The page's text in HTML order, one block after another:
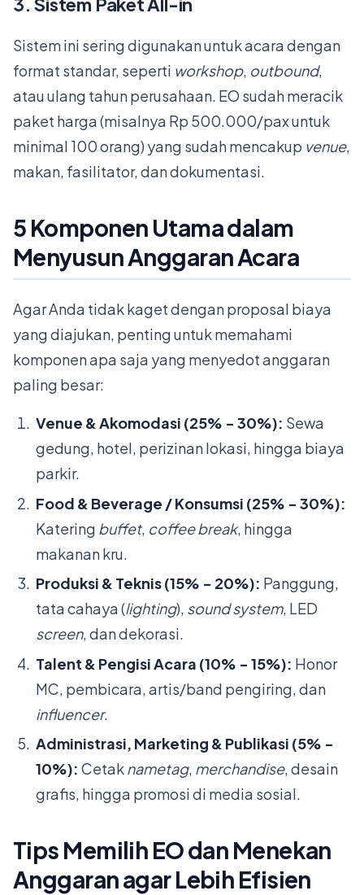
Sistem ini sering digunakan untuk acara dengan
format standar, seperti workshop, outbound,
atau ulang tahun perusahaan. EO sudah meracik
paket harga (misalnya Rp 500.000/pax untuk
minimal 100 orang) yang sudah mencakup venue,
makan, fasilitator, dan dokumentasi.
5 Komponen Utama dalam
Menyusun Anggaran Acara
Agar Anda tidak kaget dengan proposal biaya
yang diajukan, penting untuk memahami
komponen apa saja yang menyedot anggaran
paling besar:
Venue & Akomodasi (25% - 30%): Sewa
gedung, hotel, perizinan lokasi, hingga biaya
parkir.
Food & Beverage / Konsumsi (25% - 30%):
Katering buffet, coffee break, hingga
makanan kru.
Produksi & Teknis (15% - 20%): Panggung,
tata cahaya (lighting), sound system, LED
screen, dan dekorasi.
Talent & Pengisi Acara (10% - 15%): Honor
MC, pembicara, artis/band pengiring, dan
influencer.
Administrasi, Marketing & Publikasi (5% -
10%): Cetaknametag, merchandise, desain
grafis, hingga promosi di media sosial.
Tips Memilih EO dan Menekan
Anggaran agar Lebih Efisien